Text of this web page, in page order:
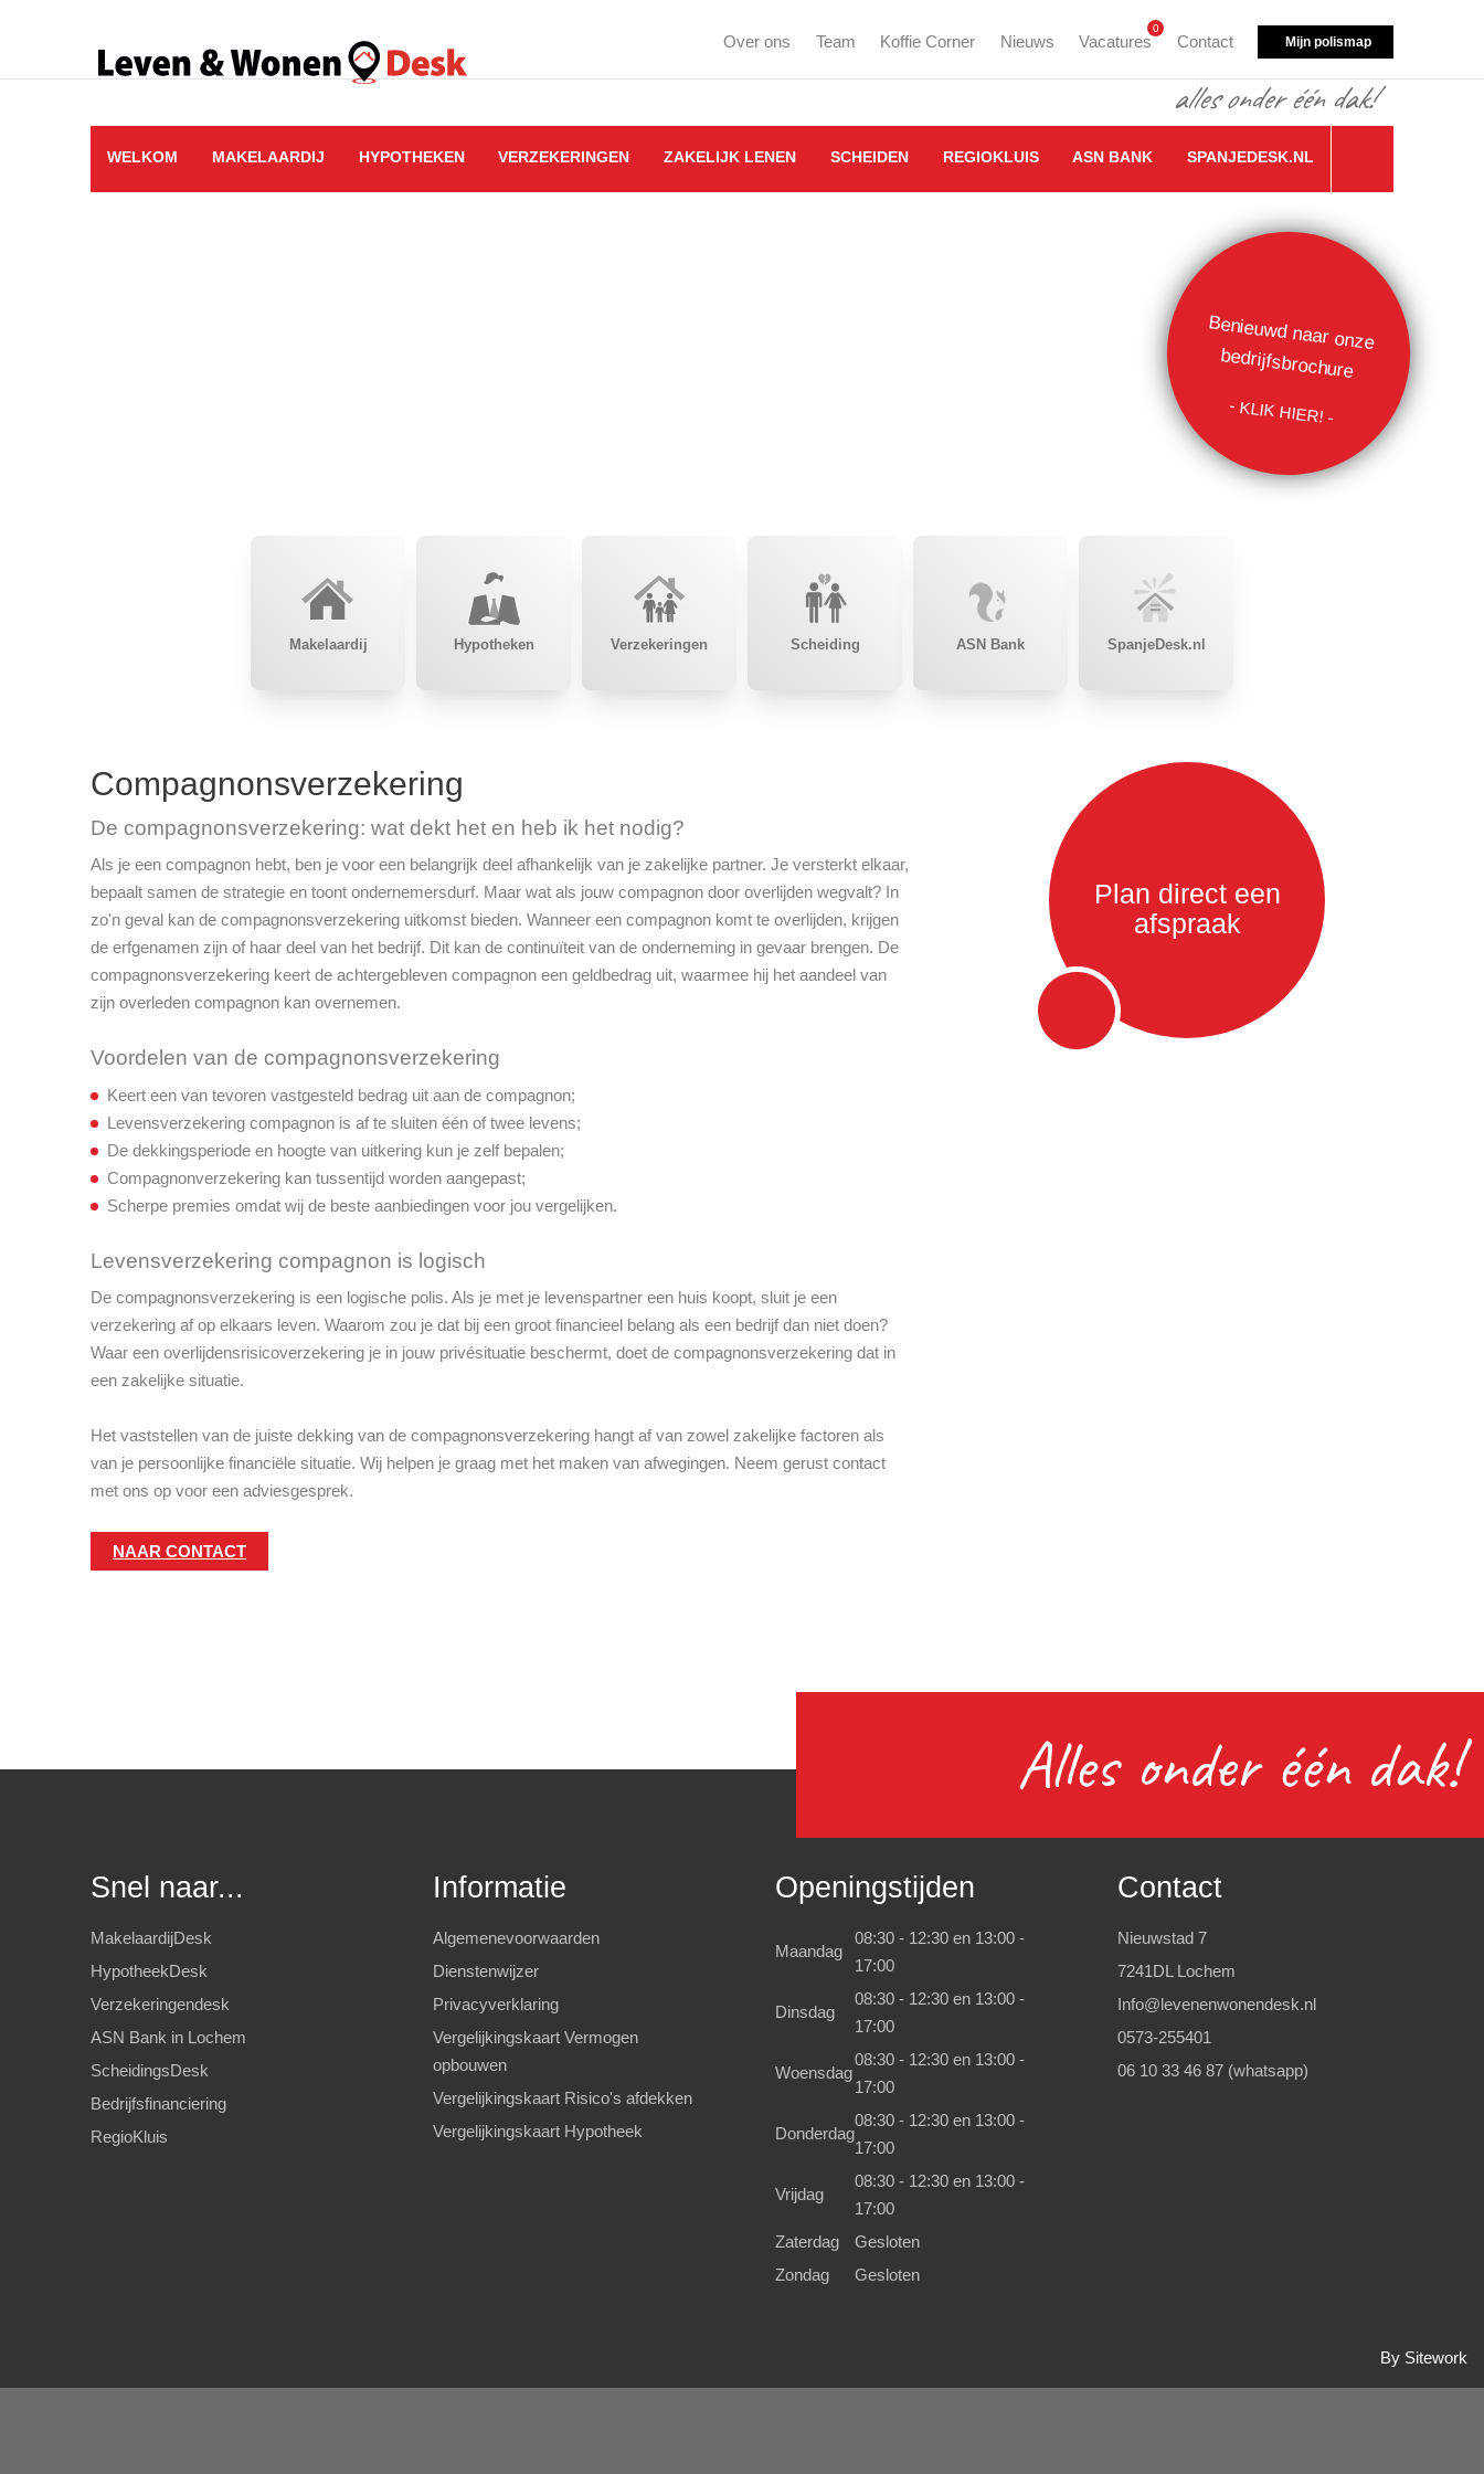
Over ons Team Koffie Corner Nieuws Vacatures
0
Contact Mijn polismap
WELKOM MAKELAARDIJ HYPOTHEKEN VERZEKERINGEN ZAKELIJK LENEN SCHEIDEN REGIOKLUIS ASN BANK SPANJEDESK.NL
Benieuwd naar onze
bedrijfsbrochure
- KLIK HIER! -
Makelaardij Hypotheken Verzekeringen Scheiding ASN Bank SpanjeDesk.nl
Compagnonsverzekering
De compagnonsverzekering: wat dekt het en heb ik het nodig?
Als je een compagnon hebt, ben je voor een belangrijk deel afhankelijk van je zakelijke partner. Je versterkt elkaar,
bepaalt samen de strategie en toont ondernemersdurf. Maar wat als jouw compagnon door overlijden wegvalt? In
zo'n geval kan de compagnonsverzekering uitkomst bieden. Wanneer een compagnon komt te overlijden, krijgen
de erfgenamen zijn of haar deel van het bedrijf. Dit kan de continuïteit van de onderneming in gevaar brengen. De
compagnonsverzekering keert de achtergebleven compagnon een geldbedrag uit, waarmee hij het aandeel van
zijn overleden compagnon kan overnemen.
Voordelen van de compagnonsverzekering
Keert een van tevoren vastgesteld bedrag uit aan de compagnon;
Levensverzekering compagnon is af te sluiten één of twee levens;
De dekkingsperiode en hoogte van uitkering kun je zelf bepalen;
Compagnonverzekering kan tussentijd worden aangepast;
Scherpe premies omdat wij de beste aanbiedingen voor jou vergelijken.
Levensverzekering compagnon is logisch
De compagnonsverzekering is een logische polis. Als je met je levenspartner een huis koopt, sluit je een
verzekering af op elkaars leven. Waarom zou je dat bij een groot financieel belang als een bedrijf dan niet doen?
Waar een overlijdensrisicoverzekering je in jouw privésituatie beschermt, doet de compagnonsverzekering dat in
een zakelijke situatie.
Het vaststellen van de juiste dekking van de compagnonsverzekering hangt af van zowel zakelijke factoren als
van je persoonlijke financiële situatie. Wij helpen je graag met het maken van afwegingen. Neem gerust contact
met ons op voor een adviesgesprek.
NAAR CONTACT
Plan direct een
afspraak
Alles onder één dak!
Snel naar...
MakelaardijDesk
HypotheekDesk
Verzekeringendesk
ASN Bank in Lochem
ScheidingsDesk
Bedrijfsfinanciering
RegioKluis
Informatie
Algemenevoorwaarden
Dienstenwijzer
Privacyverklaring
Vergelijkingskaart Vermogen
opbouwen
Vergelijkingskaart Risico's afdekken
Vergelijkingskaart Hypotheek
Openingstijden
Maandag
08:30 - 12:30 en 13:00 -
17:00
Dinsdag
08:30 - 12:30 en 13:00 -
17:00
Woensdag
08:30 - 12:30 en 13:00 -
17:00
Donderdag
08:30 - 12:30 en 13:00 -
17:00
Vrijdag
08:30 - 12:30 en 13:00 -
17:00
Zaterdag
Gesloten
Zondag
Gesloten
Contact
Nieuwstad 7
7241DL Lochem
Info@levenenwonendesk.nl
0573-255401
06 10 33 46 87 (whatsapp)
By Sitework